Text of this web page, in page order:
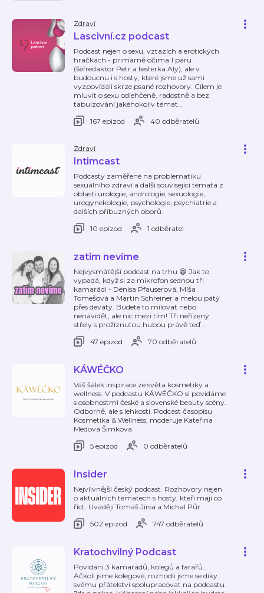
Zdraví
Lascivní.cz podcast
Podcast nejen o sexu, vztazích a erotických
hračkách - primárně očima 1 páru
(šéfredaktor Petr a testerka Aly), ale v
budoucnu i s hosty, které jsme už sami
vyzpovídali skrze psané rozhovory. Cílem je
mluvit o sexu odlehčeně, radostně a bez
tabuizování jakéhokoliv témat…
167 epizod
40 odběratelů
Zdraví
Intimcast
Podcasty zaměřené na problematiku
sexuálního zdraví a další související témata z
oblasti urologie, andrologie, sexuologie,
urogynekologie, psychologie, psychiatrie a
dalších příbuzných oborů.
10 epizod
1 odběratel
zatim nevíme
Nejvysmátější podcast na trhu 😁 Jak to
vypadá, když si za mikrofon sednou tři
kamarádi - Denisa Pfauserová, Míša
Tomešová a Martin Schreiner a melou pátý
přes devátý. Budete to milovat nebo
nenávidět, ale nic mezi tím! Tři neřízený
střely s prožíznutou hubou právě teď…
47 epizod
70 odběratelů
KÁWÉČKO
Váš šálek inspirace ze světa kosmetiky a
wellness. V podcastu KÁWÉČKO si povídáme
s osobnostmi české a slovenské beauty scény.
Odborně, ale s lehkostí. Podcast časopisu
⁠Kosmetika & Wellness⁠, moderuje Kateřina
Medová Šimková.
5 epizod
0 odběratelů
Insider
Nejvlivnější český podcast. Rozhovory nejen
o aktuálních tématech s hosty, kteří mají co
říct. Uvádějí Tomáš Jirsa a Michal Půr.
502 epizod
747 odběratelů
Kratochvilný Podcast
Povídání 3 kamarádů, kolegů a farářů...
Ačkoli jsme kolegové, rozhodli jsme se díky
svému přátelství spolupracovat na podcastu.